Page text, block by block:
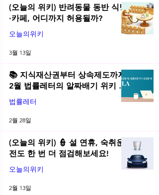
(오늘의 위키) 반려동물 동반 식당
·카페, 어디까지 허용될까?
오늘의위키
3월 13일
📚 지식재산권부터 상속제도까지,
2월 법률레터의 알짜배기 위키 모
음! | 2026년 2월 네플라 법률레터
법률레터
2월 28일
(오늘의 위키) 👮 설 연휴, 숙취운
전도 한 번 더 점검해보세요!
오늘의위키
2월 13일